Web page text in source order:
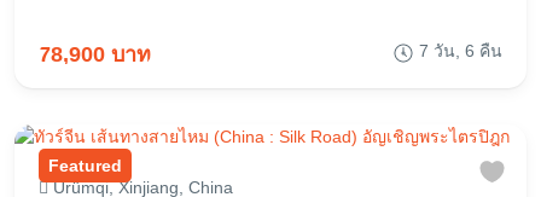
78,900 บาท 7 วัน, 6 คืน
Featured
Ürümqi, Xinjiang, China